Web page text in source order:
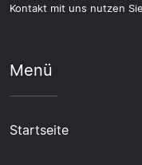
Kontakt mit uns nutzen
Menü
Startseite